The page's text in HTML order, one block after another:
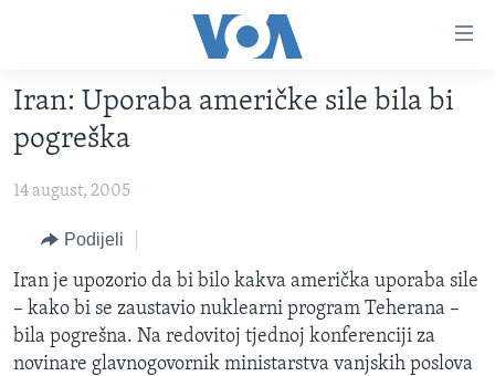
glavni
sadržaj
Pređi
na
navigaciju
Idi
pretragu
TV PROGRAM
VIDEO
FOTOGRAFIJE DANA
VIJESTI
SJEDINJENE AMERIČKE DRŽAVE
BOSNA I HERCEGOVINA
SVIJET
NAUKA I TEHNOLOGIJA
SPECIJALNI PROJEKTI
KORUPCIJA
Iran: Uporaba američke sile bila bi
pogreška
14 august, 2005
Podijeli
Iran je upozorio da bi bilo kakva američka uporaba sile
– kako bi se zaustavio nuklearni program Teherana –
bila pogrešna. Na redovitoj tjednoj konferenciji za
novinare glavnogovornik ministarstva vanjskih poslova